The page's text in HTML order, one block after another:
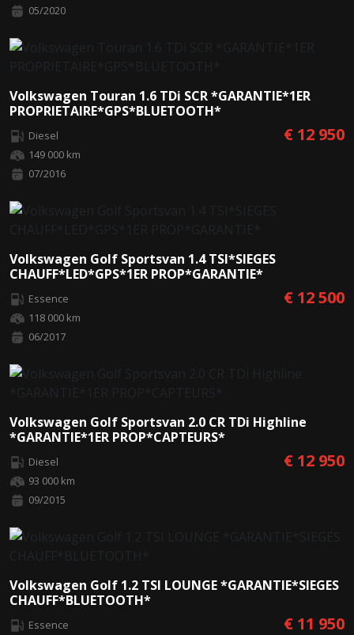
05/2020
Volkswagen Touran 1.6 TDi SCR *GARANTIE*1ER
PROPRIETAIRE*GPS*BLUETOOTH*
Diesel
149 000 km
07/2016
€ 12 950
Volkswagen Golf Sportsvan 1.4 TSI*SIEGES
CHAUFF*LED*GPS*1ER PROP*GARANTIE*
Essence
118 000 km
06/2017
€ 12 500
Volkswagen Golf Sportsvan 2.0 CR TDi Highline
*GARANTIE*1ER PROP*CAPTEURS*
Diesel
93 000 km
09/2015
€ 12 950
Volkswagen Golf 1.2 TSI LOUNGE *GARANTIE*SIEGES
CHAUFF*BLUETOOTH*
Essence
€ 11 950